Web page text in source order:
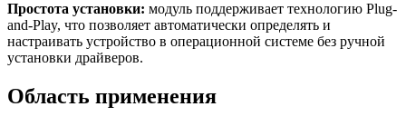
Простота установки: модуль поддерживает технологию Plug-
and-Play, что позволяет автоматически определять и
настраивать устройство в операционной системе без ручной
установки драйверов.
Область применения